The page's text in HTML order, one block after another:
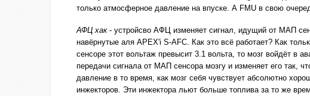
только атмосферное давление на впуске. А FMU в свою
АФЦ хак- устройсво АФЦ изменяет сигнал, идущий от МАП
навёрнутые аля APEX'i S-AFC. Как это всё работает? Как
сенсоре этот вольтаж превысит 3.1 вольта, то мозг войдёт
передачи сигнала от МАП сенсора мозгу и изменяет его так,
давление в то время, как мозг себя чувствует абсолютно
инжекторов. Эти инжектора льют больше топлива за то же